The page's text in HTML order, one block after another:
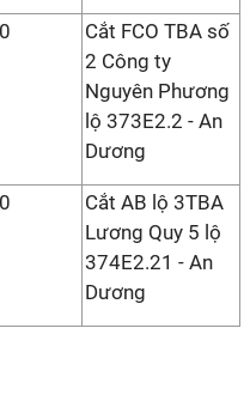
Cắt FCO TBA số
2 Công ty
Nguyên Phương
lộ 373E2.2 - An
Dương
Cắt AB lộ 3TBA
Lương Quy 5 lộ
374E2.21 - An
Dương